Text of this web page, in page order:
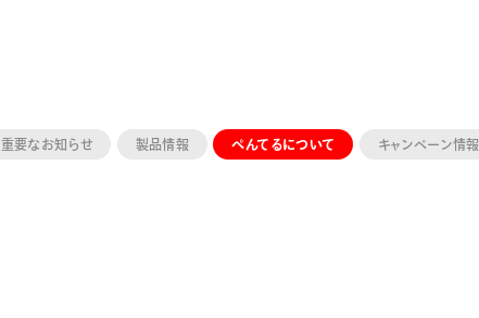
重要なお知らせ 製品情報 ぺんてるについて キャンペーン情報